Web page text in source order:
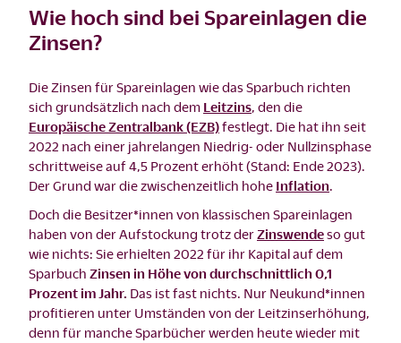
Wie hoch sind bei Spareinlagen die
Zinsen?
Die Zinsen für Spareinlagen wie das Sparbuch richten
sich grundsätzlich nach dem Leitzins , den die
Europäische Zentralbank (EZB)festlegt. Die hat ihn seit
2022 nach einer jahrelangen Niedrig- oder Nullzinsphase
schrittweise auf 4,5 Prozent erhöht (Stand: Ende 2023).
Der Grund war die zwischenzeitlich hohe Inflation
Doch die Besitzer*innen von klassischen Spareinlagen
haben von der Aufstockung trotz der Zinswendeso gut
wie nichts: Sie erhielten 2022 für ihr Kapital auf dem
Sparbuch Zinsen in Höhe von durchschnittlich 0,1
Prozent im Jahr. Das ist fast nichts. Nur Neukund*innen
profitieren unter Umständen von der Leitzinserhöhung,
denn für manche Sparbücher werden heute wieder mit